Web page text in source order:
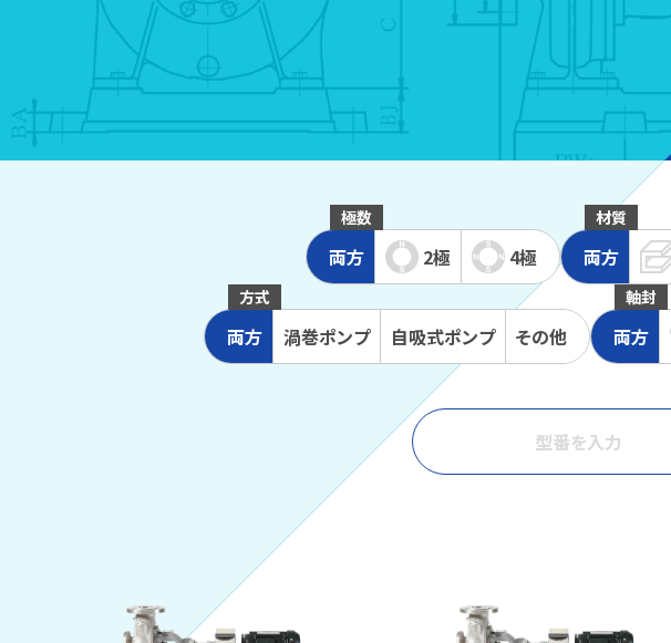
極数
両方 2極 4極
材質
両方
方式
両方 渦巻ポンプ 自吸式ポンプ その他
軸封
両方